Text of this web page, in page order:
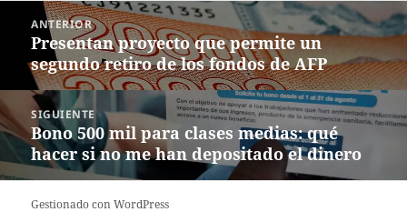
Navegación
entradas
ANTERIOR
Entrada
anterior:
Presentan proyecto que permite un
segundo retiro de los fondos de AFP
SIGUIENTE
Entrada
siguiente:
Bono 500 mil para clases medias: qué
hacer si no me han depositado el dinero
Gestionado con WordPress